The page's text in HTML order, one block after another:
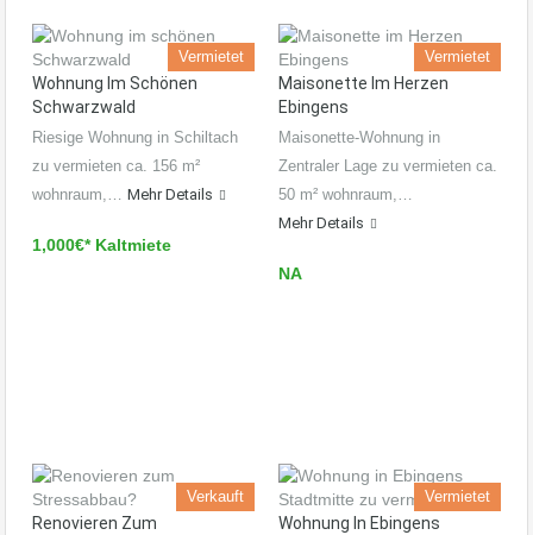
Vermietet
Wohnung Im Schönen
Schwarzwald
Riesige Wohnung in Schiltach
zu vermieten ca. 156 m²
wohnraum,… Mehr Details
1,000€* Kaltmiete
Vermietet
Maisonette Im Herzen
Ebingens
Maisonette-Wohnung in
Zentraler Lage zu vermieten ca.
50 m² wohnraum,…
Mehr Details
NA
Verkauft
Renovieren Zum
Vermietet
Wohnung In Ebingens